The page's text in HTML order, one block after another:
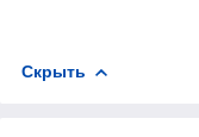
Скрыть